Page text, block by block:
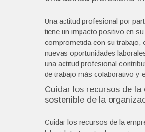
Una actitud profesional por
tiene un impacto positivo en
comprometida con su trabajo,
nuevas oportunidades
una actitud profesional
de trabajo más colaborativo y
Cuidar los recursos de
sostenible de la
Cuidar los recursos de la